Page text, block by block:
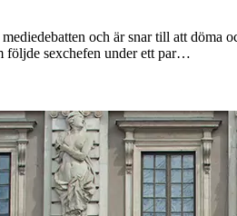
och är snar till att
följde sexchefen under ett par…